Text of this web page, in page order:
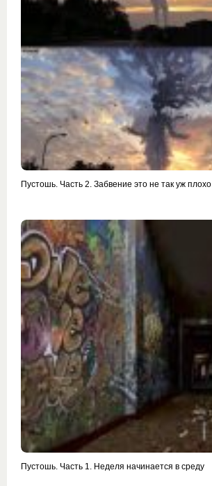
Пустошь. Часть 2. Забвение это не так уж плохо
Пустошь. Часть 1. Неделя начинается в среду